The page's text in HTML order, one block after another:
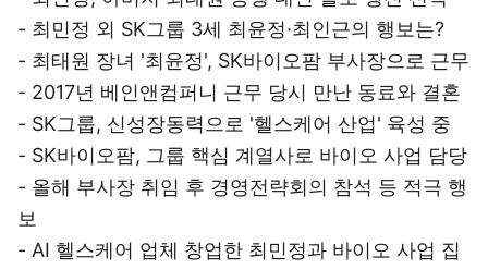
- 최민정 외 SK그룹 3세 최윤정·최인근의 행보는?
- 최태원 장녀 '최윤정', SK바이오팜 부사장으로 근무
- 2017년 베인앤컴퍼니 근무 당시 만난 동료와 결혼
- SK그룹, 신성장동력으로 '헬스케어 산업' 육성 중
- SK바이오팜, 그룹 핵심 계열사로 바이오 사업 담당
- 올해 부사장 취임 후 경영전략회의 참석 등 적극 행
보
- AI 헬스케어 업체 창업한 최민정과 바이오 사업 집